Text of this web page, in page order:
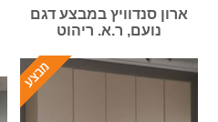
ארון סנדוויץ במבצע דגם
נועם, ר.א. ריהוט